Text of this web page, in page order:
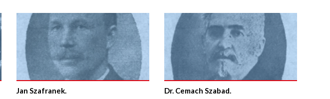
Jan Szafranek. Dr. Cemach Szabad.